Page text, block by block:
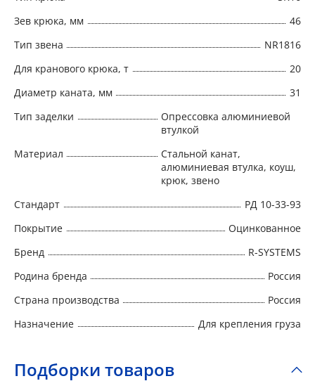
Зев крюка, мм
46
Тип звена
NR1816
Для кранового крюка, т
20
Диаметр каната, мм
31
Тип заделки
Опрессовка алюминиевой
втулкой
Материал
Стальной канат,
алюминиевая втулка, коуш,
крюк, звено
Стандарт
РД 10-33-93
Покрытие
Оцинкованное
Бренд
R-SYSTEMS
Родина бренда
Россия
Страна производства
Россия
Назначение
Для крепления груза
Подборки товаров